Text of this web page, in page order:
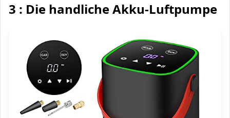
3 : Die handliche Akku-Luftpumpe